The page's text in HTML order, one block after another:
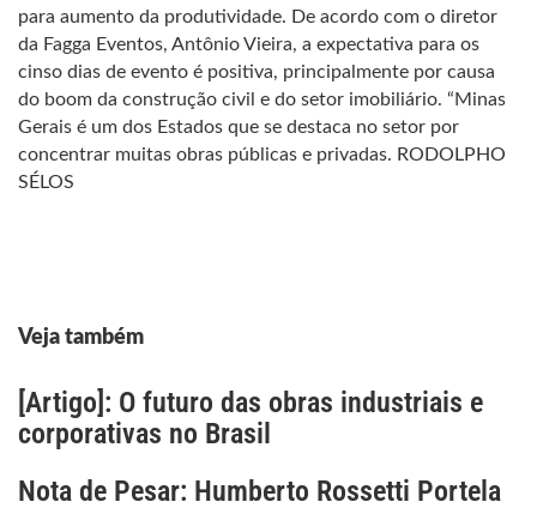
para aumento da produtividade. De acordo com o diretor
da Fagga Eventos, Antônio Vieira, a expectativa para os
cinso dias de evento é positiva, principalmente por causa
do boom da construção civil e do setor imobiliário. “Minas
Gerais é um dos Estados que se destaca no setor por
concentrar muitas obras públicas e privadas. RODOLPHO
SÉLOS
Veja também
[Artigo]: O futuro das obras industriais e
corporativas no Brasil
Nota de Pesar: Humberto Rossetti Portela